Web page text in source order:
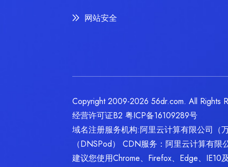
网站安全
Copyright 2009-2026 56dr.com. All Rights
经营许可证B2 粤ICP备16109289号
域名注册服务机构:阿里云计算有限公司（
（DNSPod） CDN服务：阿里云计算有限
建议您使用Chrome、Firefox、Edge、